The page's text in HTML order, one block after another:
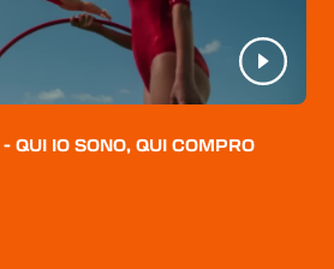
QUI IO SONO, QUI COMPRO